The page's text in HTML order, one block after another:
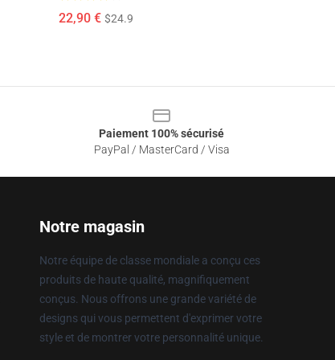
22,90 € $24.9
Paiement 100% sécurisé
PayPal / MasterCard / Visa
Notre magasin
Notre équipe de classe mondiale a conçu ces
produits de haute qualité, magnifiquement
conçus. Nous offrons une grande variété de
designs qui vous permettent d'exprimer votre
style et de montrer votre personnalité unique.